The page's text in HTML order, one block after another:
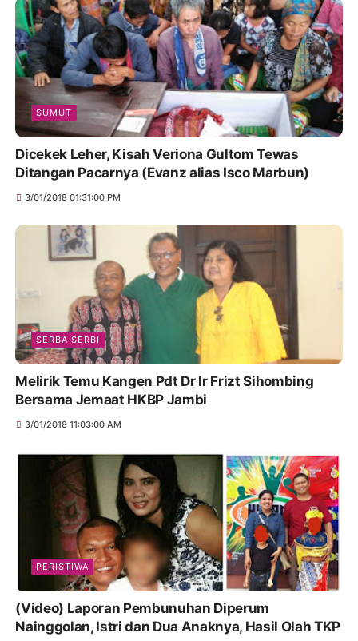
SUMUT
Dicekek Leher, Kisah Veriona Gultom Tewas
Ditangan Pacarnya (Evanz alias Isco Marbun)
3/01/2018 01:31:00 PM
SERBA SERBI
Melirik Temu Kangen Pdt Dr Ir Frizt Sihombing
Bersama Jemaat HKBP Jambi
3/01/2018 11:03:00 AM
PERISTIWA
(Video) Laporan Pembunuhan Diperum
Nainggolan, Istri dan Dua Anaknya, Hasil Olah TKP